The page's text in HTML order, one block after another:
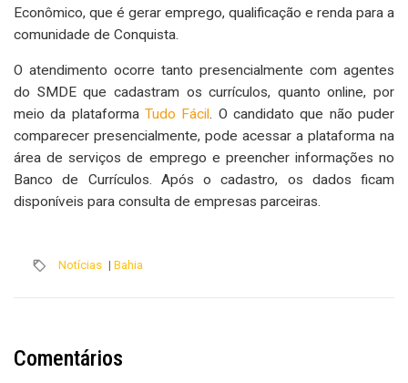
Econômico, que é gerar emprego, qualificação e renda para a
comunidade de Conquista.
O atendimento ocorre tanto presencialmente com agentes
do SMDE que cadastram os currículos, quanto online, por
meio da plataforma Tudo Fácil. O candidato que não puder
comparecer presencialmente, pode acessar a plataforma na
área de serviços de emprego e preencher informações no
Banco de Currículos. Após o cadastro, os dados ficam
disponíveis para consulta de empresas parceiras.
Notícias | Bahia
Comentários